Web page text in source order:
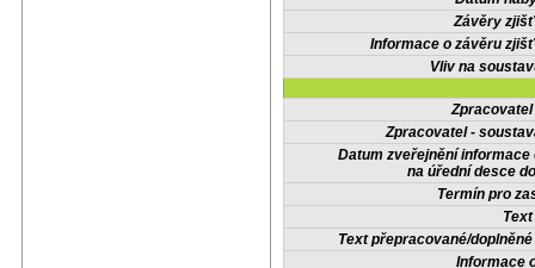
Závěry
Informace o závěru
Vliv na
Zpracovatel -
Datum zveřejnění informace
na úřední desce
Termín pro
Text přepracované/
Informace